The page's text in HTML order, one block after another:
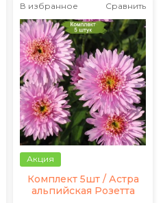
В избранное Сравнить
Акция
Комплект 5шт / Астра
альпийская Розетта